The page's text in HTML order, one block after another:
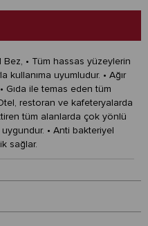
• Tüm hassas yüzeylerin
kullanıma uyumludur. • Ağır
Gıda ile temas eden tüm
restoran ve kafeteryalarda
tüm alanlarda çok yönlü
• Anti bakteriyel
sağlar.